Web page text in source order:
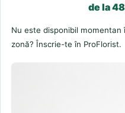
de la
Nu este disponibil
zonă? Înscrie-te în ProFlorist.